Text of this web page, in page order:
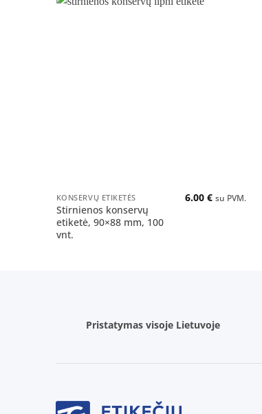
KONSERVŲ ETIKETĖS
Stirnienos konservų
etiketė, 90×88 mm, 100
vnt.
6.00€ su PVM.
Pristatymas visoje Lietuvoje